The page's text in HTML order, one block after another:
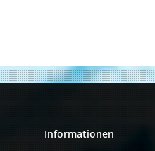
Informationen